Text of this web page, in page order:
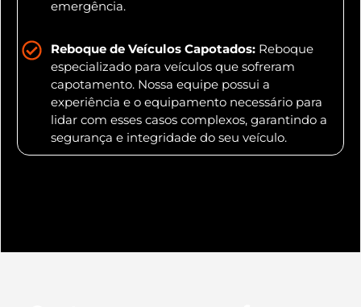
emergência.
Reboque de Veículos Capotados: Reboque
especializado para veículos que sofreram
capotamento. Nossa equipe possui a
experiência e o equipamento necessário para
lidar com esses casos complexos, garantindo a
segurança e integridade do seu veículo.